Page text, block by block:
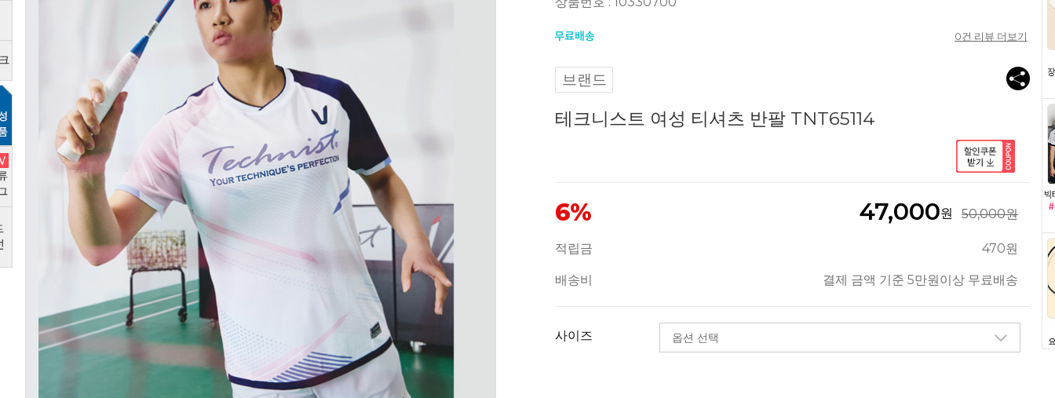
0건 리뷰 더보기
브랜드
테크니스트 여성 티셔츠 반팔 TNT65114
6% 47,000원 50,000원
적립금 470원
배송비 결제 금액 기준 5만원이상 무료배송
사이즈